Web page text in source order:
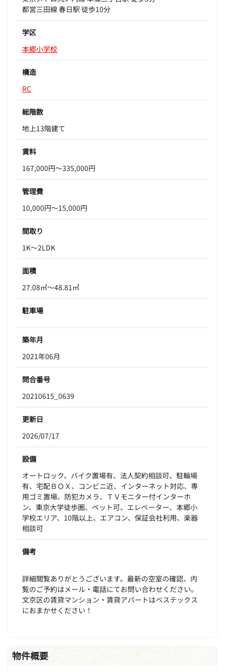
都営三田線 春日駅 徒歩10分
学区
本郷小学校
構造
RC
総階数
地上13階建て
賃料
167,000円～335,000円
管理費
10,000円～15,000円
間取り
1K～2LDK
面積
27.08㎡～48.81㎡
駐車場
築年月
2021年06月
問合番号
20210615_0639
更新日
2026/07/17
設備
オートロック、バイク置場有、法人契約相談可、駐輪場
有、宅配ＢＯＸ、コンビニ近、インターネット対応、専
用ゴミ置場、防犯カメラ、ＴＶモニター付インターホ
ン、東京大学徒歩圏、ペット可、エレベーター、本郷小
学校エリア、10階以上、エアコン、保証会社利用、楽器
相談可
備考
詳細閲覧ありがとうございます。最新の空室の確認、内
覧のご予約はメール・電話にてお問い合わせください。
文京区の賃貸マンション・賃貸アパートはベステックス
におまかせください！
物件概要